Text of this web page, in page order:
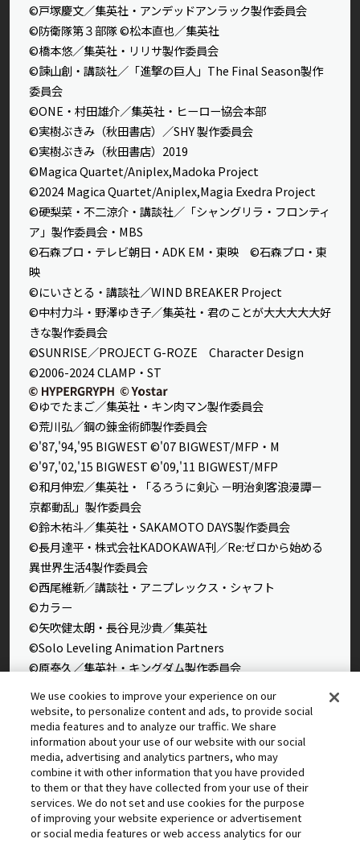
©戸塚慶文／集英社・アンデッドアンラック製作委員会
©防衛隊第３部隊 ©松本直也／集英社
©橋本悠／集英社・リリサ製作委員会
©諫山創・講談社／「進撃の巨人」The Final Season製作
委員会
©ONE・村田雄介／集英社・ヒーロー協会本部
©実樹ぶきみ（秋田書店）／SHY 製作委員会
©実樹ぶきみ（秋田書店）2019
©Magica Quartet/Aniplex,Madoka Project
©2024 Magica Quartet/Aniplex,Magia Exedra Project
©硬梨菜・不二涼介・講談社／「シャングリラ・フロンティ
ア」製作委員会・MBS
©石森プロ・テレビ朝日・ADK EM・東映 ©石森プロ・東
映
©にいさとる・講談社／WIND BREAKER Project
©中村力斗・野澤ゆき子／集英社・君のことが大大大大大好
きな製作委員会
©SUNRISE／PROJECT G-ROZE Character Design
©2006-2024 CLAMP・ST
©ゆでたまご／集英社・キン肉マン製作委員会
©荒川弘／鋼の錬金術師製作委員会
©'87,'94,'95 BIGWEST ©'07 BIGWEST/MFP・M
©'97,'02,'15 BIGWEST ©'09,'11 BIGWEST/MFP
©和月伸宏／集英社・「るろうに剣心 －明治剣客浪漫譚－
京都動乱」製作委員会
©鈴木祐斗／集英社・SAKAMOTO DAYS製作委員会
©長月達平・株式会社KADOKAWA刊／Re:ゼロから始める
異世界生活4製作委員会
©西尾維新／講談社・アニプレックス・シャフト
©カラー
©矢吹健太朗・長谷見沙貴／集英社
©Solo Leveling Animation Partners
©原泰久／集英社・キングダム製作委員会
©石田スイ／集英社・東京喰種製作委員会
©石田スイ／集英社・東京喰種：re製作委員会
©外薗健／集英社
©タカヒロ・竹村洋平／集英社・魔防隊広報部
©高橋留美子／小学館・読売テレビ・サンライズ 2009
©藤本タツキ／集英社・ＭＡＰＰＡ
© 2025 MAPPA／チェンソーマンプロジェクト ©藤本タツ
キ／集英社
We use cookies to improve your experience on our
website, to personalize content and ads, to provide social
media features and to analyze our traffic. We share
information about your use of our website with our social
media, advertising and analytics partners, who may
combine it with other information that you have provided
to them or that they have collected from your use of their
services. We do not set and use cookies for the purpose
of improving your website experience or advertisement
or social media features or web access analytics for our